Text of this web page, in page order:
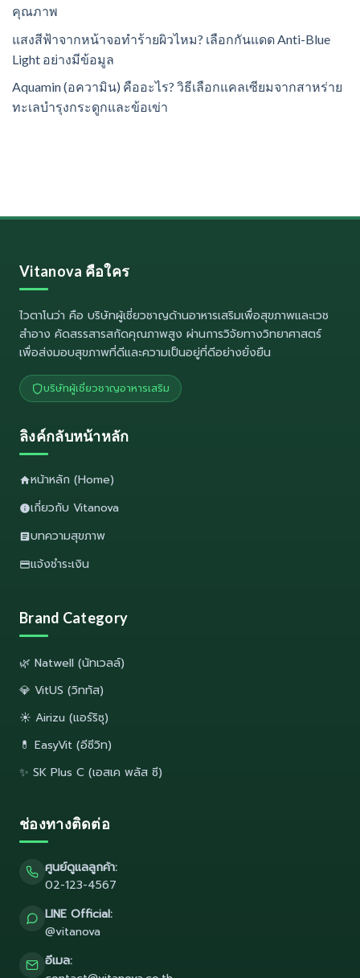
คุณภาพ
แสงสีฟ้าจากหน้าจอทำร้ายผิวไหม? เลือกกันแดด Anti-Blue
Light อย่างมีข้อมูล
Aquamin (อความิน) คืออะไร? วิธีเลือกแคลเซียมจากสาหร่าย
ทะเลบำรุงกระดูกและข้อเข่า
Vitanova คือใคร
ไวตาโนว่า คือ บริษัทผู้เชี่ยวชาญด้านอาหารเสริมเพื่อสุขภาพและเวช
สำอาง คัดสรรสารสกัดคุณภาพสูง ผ่านการวิจัยทางวิทยาศาสตร์
เพื่อส่งมอบสุขภาพที่ดีและความเป็นอยู่ที่ดีอย่างยั่งยืน
บริษัทผู้เชี่ยวชาญอาหารเสริม
ลิงค์กลับหน้าหลัก
หน้าหลัก (Home)
เกี่ยวกับ Vitanova
บทความสุขภาพ
แจ้งชำระเงิน
Brand Category
🌿 Natwell (นัทเวลล์)
💎 VitUS (วิททัส)
☀️ Airizu (แอร์ริซุ)
💊 EasyVit (อีซีวิท)
✨ SK Plus C (เอสเค พลัส ซี)
ช่องทางติดต่อ
ศูนย์ดูแลลูกค้า:
02-123-4567
LINE Official:
@vitanova
อีเมล: